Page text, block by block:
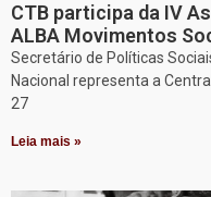
CTB participa da IV
ALBA Movimentos
Secretário de Políticas
Nacional representa a
27
Leia mais »